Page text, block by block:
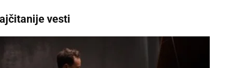
vesti